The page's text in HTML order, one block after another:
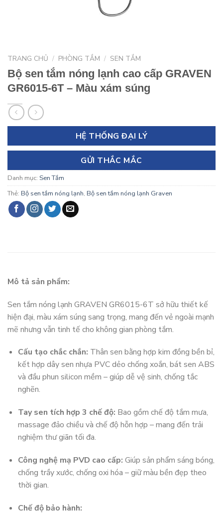
TRANG CHỦ / PHÒNG TẮM / SEN TẮM
Bộ sen tắm nóng lạnh cao cấp GRAVEN
GR6015-6T – Màu xám súng
HỆ THỐNG ĐẠI LÝ
GỬI THẮC MẮC
Danh mục: Sen Tắm
Thẻ: Bộ sen tắm nóng lạnh, Bộ sen tắm nóng lạnh Graven
Mô tả sản phẩm:
Sen tắm nóng lạnh GRAVEN GR6015-6T sở hữu thiết kế
hiện đại, màu xám súng sang trọng, mang đến vẻ ngoài mạnh
mẽ nhưng vẫn tinh tế cho không gian phòng tắm.
Cấu tạo chắc chắn: Thân sen bằng hợp kim đồng bền bỉ,
kết hợp dây sen nhựa PVC dẻo chống xoắn, bát sen ABS
và đầu phun silicon mềm – giúp dễ vệ sinh, chống tắc
nghẽn.
Tay sen tích hợp 3 chế độ: Bao gồm chế độ tắm mưa,
massage đảo chiều và chế độ hỗn hợp – mang đến trải
nghiệm thư giãn tối đa.
Công nghệ mạ PVD cao cấp: Giúp sản phẩm sáng bóng,
chống trầy xước, chống oxi hóa – giữ màu bền đẹp theo
thời gian.
Chế độ bảo hành: